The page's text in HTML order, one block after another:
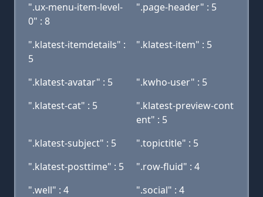
".ux-menu-item-level-
0" : 8
".page-header" : 5
".klatest-itemdetails" :
5
".klatest-item" : 5
".klatest-avatar" : 5
".kwho-user" : 5
".klatest-cat" : 5
".klatest-preview-cont
ent" : 5
".klatest-subject" : 5
".topictitle" : 5
".klatest-posttime" : 5
".row-fluid" : 4
".well" : 4
".social" : 4